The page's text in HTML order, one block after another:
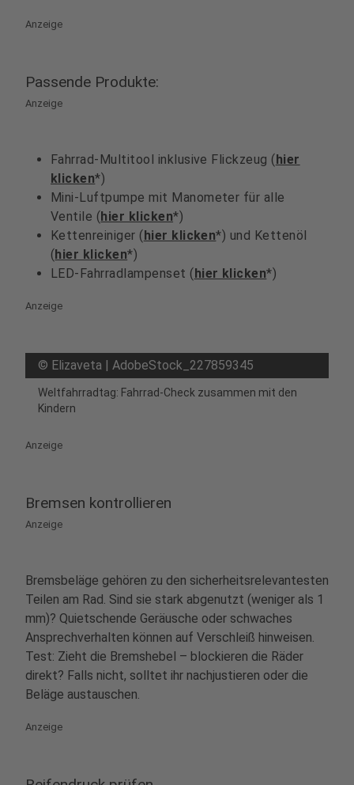
Anzeige
Passende Produkte:
Anzeige
Fahrrad-Multitool inklusive Flickzeug (hier
klicken*)
Mini-Luftpumpe mit Manometer für alle
Ventile (hier klicken*)
Kettenreiniger (hier klicken*) und Kettenöl
(hier klicken*)
LED-Fahrradlampenset (hier klicken*)
Anzeige
© Elizaveta | AdobeStock_227859345
Weltfahrradtag: Fahrrad-Check zusammen mit den
Kindern
Anzeige
Bremsen kontrollieren
Anzeige
Bremsbeläge gehören zu den sicherheitsrelevantesten
Teilen am Rad. Sind sie stark abgenutzt (weniger als 1
mm)? Quietschende Geräusche oder schwaches
Ansprechverhalten können auf Verschleiß hinweisen.
Test: Zieht die Bremshebel – blockieren die Räder
direkt? Falls nicht, solltet ihr nachjustieren oder die
Beläge austauschen.
Anzeige